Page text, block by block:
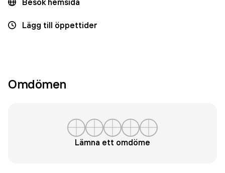
Besök hemsida
Lägg till öppettider
Omdömen
Lämna ett omdöme